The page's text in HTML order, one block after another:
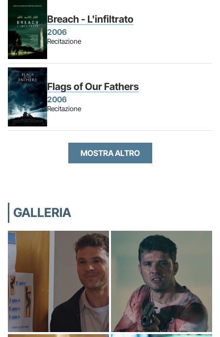
Breach - L'infiltrato
2006
Recitazione
Flags of Our Fathers
2006
Recitazione
MOSTRA ALTRO
GALLERIA